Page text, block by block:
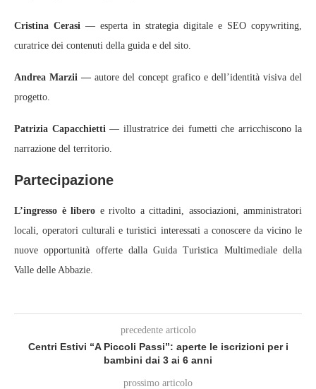
Cristina Cerasi — esperta in strategia digitale e SEO copywriting,
curatrice dei contenuti della guida e del sito.
Andrea Marzii — autore del concept grafico e dell’identità visiva del
progetto.
Patrizia Capacchietti— illustratrice dei fumetti che arricchiscono la
narrazione del territorio.
Partecipazione
L’ingresso è libero e rivolto a cittadini, associazioni, amministratori
locali, operatori culturali e turistici interessati a conoscere da vicino le
nuove opportunità offerte dalla Guida Turistica Multimediale della
Valle delle Abbazie.
precedente articolo
Centri Estivi “A Piccoli Passi”: aperte le iscrizioni per i
bambini dai 3 ai 6 anni
prossimo articolo